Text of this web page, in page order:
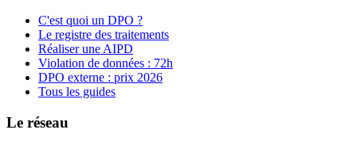
C'est quoi un DPO ?
Le registre des traitements
Réaliser une AIPD
Violation de données : 72h
DPO externe : prix 2026
Tous les guides
Le réseau